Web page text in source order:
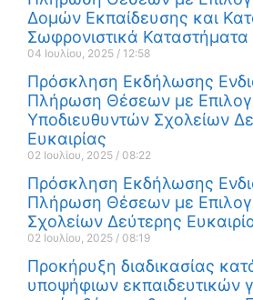
Δομών Εκπαίδευσης και
Σωφρονιστικά Καταστήματα
04 Ιουλίου, 2025 12:58
Πρόσκληση Εκδήλωσης
Πλήρωση Θέσεων με
Υποδιευθυντών Σχολείων
Ευκαιρίας
02 Ιουλίου, 2025 08:22
Πρόσκληση Εκδήλωσης
Πλήρωση Θέσεων με
Σχολείων Δεύτερης
02 Ιουλίου, 2025 08:19
Προκήρυξη διαδικασίας
υποψήφιων εκπαιδευτικών